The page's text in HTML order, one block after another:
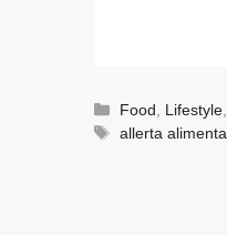
Categorie
Food Lifestyle
Tag
allerta